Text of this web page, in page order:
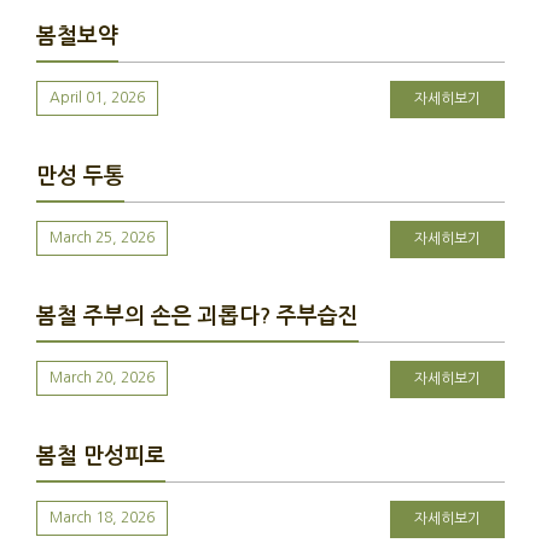
봄철보약
April 01, 2026 자세히보기
만성 두통
March 25, 2026 자세히보기
봄철 주부의 손은 괴롭다? 주부습진
March 20, 2026 자세히보기
봄철 만성피로
March 18, 2026 자세히보기